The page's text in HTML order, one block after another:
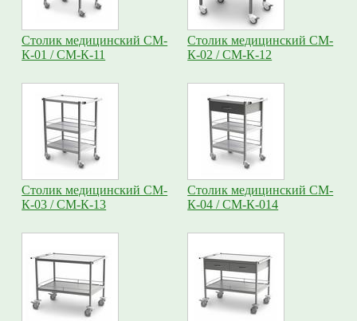
Столик медицинский СМ-
К-01 / СМ-К-11
Столик медицинский СМ-
К-02 / СМ-К-12
Столик медицинский СМ-
К-03 / СМ-К-13
Столик медицинский СМ-
К-04 / СМ-К-014